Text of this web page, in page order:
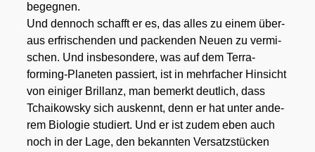
begeg­nen.
Und den­noch schafft er es, das alles zu einem über­
aus erfri­schen­den und packen­den Neu­en zu ver­mi­
schen. Und ins­be­son­de­re, was auf dem Ter­ra­
forming-Pla­ne­ten pas­siert, ist in mehr­fa­cher Hin­sicht
von eini­ger Bril­lanz, man bemerkt deut­lich, dass
Tchai­kow­sky sich aus­kennt, denn er hat unter ande­
rem Bio­lo­gie stu­diert. Und er ist zudem eben auch
noch in der Lage, den bekann­ten Ver­satz­stü­cken